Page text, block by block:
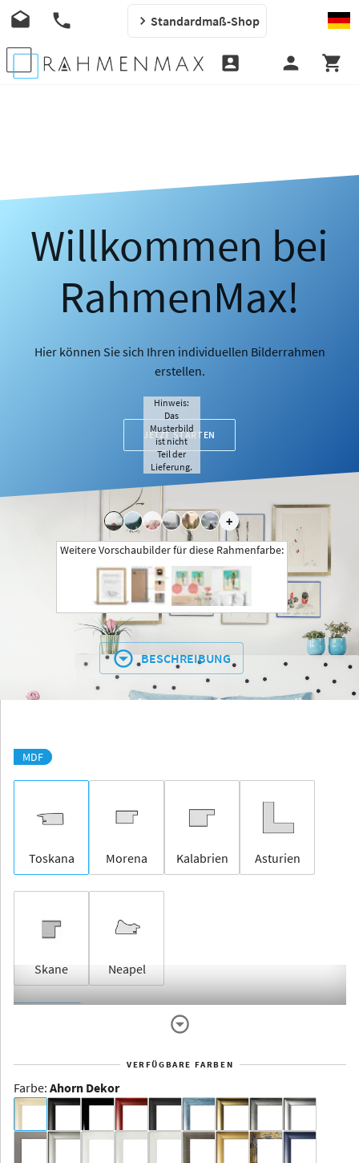
Standardmaß-Shop
Willkommen bei
RahmenMax!
Hier können Sie sich Ihren individuellen Bilderrahmen
erstellen.
JETZT STARTEN
+
Hinweis:
Das
Musterbild
ist nicht
Teil der
Lieferung.
Weitere Vorschaubilder für diese Rahmenfarbe:
BESCHREIBUNG
MDF
Toskana Morena Kalabrien Asturien
Skane Neapel
Dakota -
Rahmenloser
VERFÜGBARE FARBEN
Farbe: Ahorn Dekor